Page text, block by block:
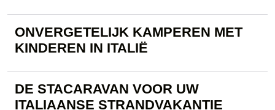
​ONVERGETELIJK KAMPEREN MET
KINDEREN IN ITALIË
DE STACARAVAN VOOR UW
ITALIAANSE STRANDVAKANTIE